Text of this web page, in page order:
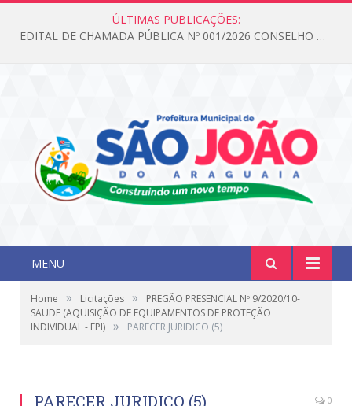
ÚLTIMAS PUBLICAÇÕES:
EDITAL DE CHAMADA PÚBLICA Nº 001/2026 CONSELHO DOS DIREITOS DA CRIANÇA E DO ADOLESCENTE
MENU
Home » Licitações »
PREGÃO PRESENCIAL Nº 9/2020/10-
SAUDE (AQUISIÇÃO DE EQUIPAMENTOS DE PROTEÇÃO
INDIVIDUAL - EPI) » PARECER JURIDICO (5)
PARECER JURIDICO (5) 0